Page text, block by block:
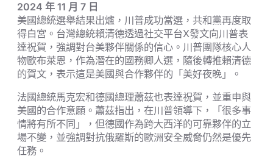
2024 年 11 月 7 日
美國總統選舉結果出爐，川普成功當選，共和黨再度取
得白宮。台灣總統賴清德透過社交平台X發文向川普表
達祝賀，強調對台美夥伴關係的信心。川普團隊核心人
物歐布萊恩，作為潛在的國務卿人選，隨後轉推賴清德
的賀文，表示這是美國與合作夥伴的「美好夜晚」。
法國總統馬克宏和德國總理蕭茲也表達祝賀，並重申與
美國的合作意願。蕭茲指出，在川普領導下，「很多事
情將有所不同」，但德國作為跨大西洋的可靠夥伴的立
場不變，並強調對抗俄羅斯的歐洲安全威脅仍然是優先
任務。